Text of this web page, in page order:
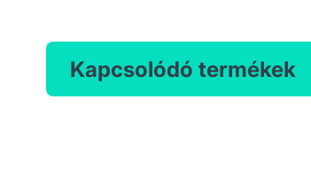
Kapcsolódó termékek